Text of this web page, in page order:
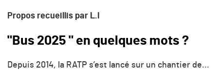
Propos recueillis par L.I
"Bus 2025 " en quelques mots ?
Depuis 2014, la RATP s’est lancé sur un chantier de...